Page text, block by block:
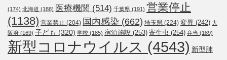
(174) 北海道 (188) 医療機関 (514) 千葉県 (191) 営業停止
(1138) 営業禁止 (204) 国内感染 (662) 埼玉県 (224) 変異 (242) 大
阪府 (169) 子ども (320) 学校 (185) 宿泊施設 (253) 寄生虫 (254) 弁当 (189)
新型コロナウイルス (4543) 新型肺